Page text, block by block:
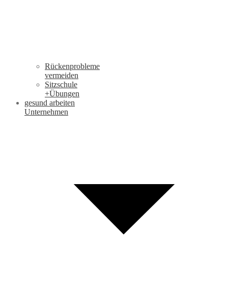
Rückenprobleme
vermeiden
Sitzschule
+Übungen
gesund arbeiten
Unternehmen